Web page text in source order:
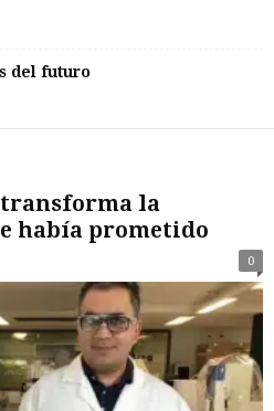
del futuro
transforma la
había prometido
0